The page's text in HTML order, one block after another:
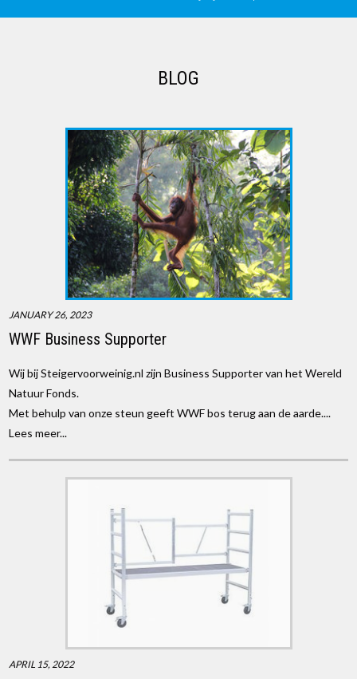
BLOG
JANUARY 26, 2023
WWF Business Supporter
Wij bij Steigervoorweinig.nl zijn Business Supporter van het Wereld
Natuur Fonds.
Met behulp van onze steun geeft WWF bos terug aan de aarde....
Lees meer...
APRIL 15, 2022